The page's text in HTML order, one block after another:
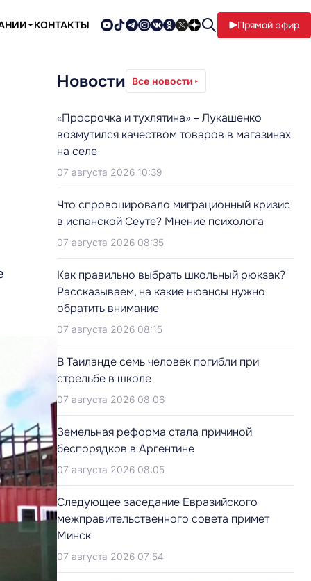
КОНТАКТЫ Прямой эфир
Новости Все новости
«Просрочка и тухлятина» – Лукашенко
возмутился качеством товаров в магазинах
на селе
07 августа 2026 10:39
Что спровоцировало миграционный кризис
в испанской Сеуте? Мнение психолога
07 августа 2026 08:35
Как правильно выбрать школьный рюкзак?
Рассказываем, на какие нюансы нужно
обратить внимание
07 августа 2026 08:15
В Таиланде семь человек погибли при
стрельбе в школе
07 августа 2026 08:06
Земельная реформа стала причиной
беспорядков в Аргентине
07 августа 2026 08:05
Следующее заседание Евразийского
межправительственного совета примет
Минск
07 августа 2026 07:54